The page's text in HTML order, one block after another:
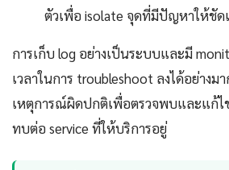
ตัวเพื่อ isolate จุดที่มีปัญหาให้ชัด
การเก็บ log อย่างเป็นระบบและมี
เวลาในการ troubleshoot ลงได้อย่างม
เหตุการณ์ผิดปกติเพื่อตรวจพบและแก้
ทบต่อ service ที่ให้บริการอยู่